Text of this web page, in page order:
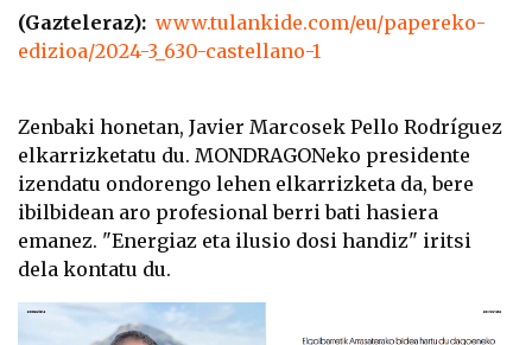
(Gazteleraz): www.tulankide.com/eu/papereko-
edizioa/2024-3_630-castellano-1
Zenbaki honetan, Javier Marcosek Pello Rodríguez
elkarrizketatu du. MONDRAGONeko presidente
izendatu ondorengo lehen elkarrizketa da, bere
ibilbidean aro profesional berri bati hasiera
emanez. "Energiaz eta ilusio dosi handiz" iritsi
dela kontatu du.